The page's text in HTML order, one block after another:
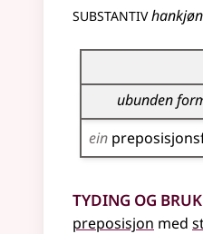
substantiv
Bøyningstabell
ubunden
ein
Tyding og bruk
preposisjon med